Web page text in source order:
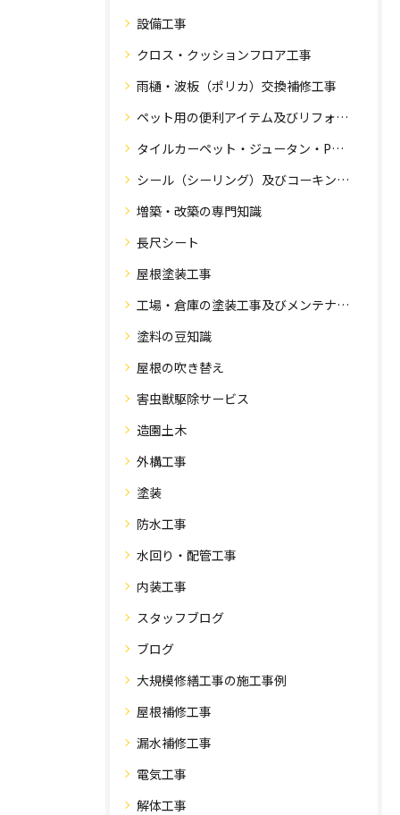
設備工事
クロス・クッションフロア工事
雨樋・波板（ポリカ）交換補修工事
ペット用の便利アイテム及びリフォーム工事
タイルカーペット・ジュータン・Pタイル・床・フローリング工事
シール（シーリング）及びコーキング工事の専門知識
増築・改築の専門知識
長尺シート
屋根塗装工事
工場・倉庫の塗装工事及びメンテナンス
塗料の豆知識
屋根の吹き替え
害虫獣駆除サービス
造園土木
外構工事
塗装
防水工事
水回り・配管工事
内装工事
スタッフブログ
ブログ
大規模修繕工事の施工事例
屋根補修工事
漏水補修工事
電気工事
解体工事